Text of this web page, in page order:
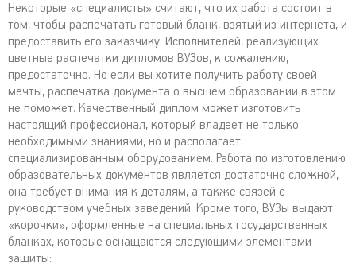
Некоторые «специалисты» считают, что их работа состоит в
том, чтобы распечатать готовый бланк, взятый из интернета, и
предоставить его заказчику. Исполнителей, реализующих
цветные распечатки дипломов ВУЗов, к сожалению,
предостаточно. Но если вы хотите получить работу своей
мечты, распечатка документа о высшем образовании в этом
не поможет. Качественный диплом может изготовить
настоящий профессионал, который владеет не только
необходимыми знаниями, но и располагает
специализированным оборудованием. Работа по изготовлению
образовательных документов является достаточно сложной,
она требует внимания к деталям, а также связей с
руководством учебных заведений. Кроме того, ВУЗы выдают
«корочки», оформленные на специальных государственных
бланках, которые оснащаются следующими элементами
защиты: